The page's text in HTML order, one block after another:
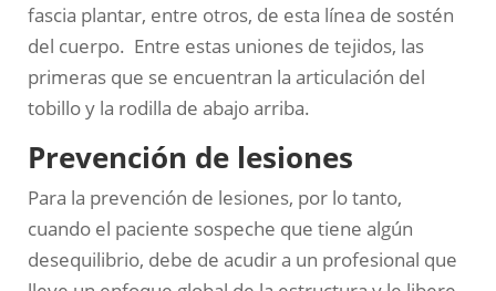
fascia plantar, entre otros, de esta línea de sostén
del cuerpo. Entre estas uniones de tejidos, las
primeras que se encuentran la articulación del
tobillo y la rodilla de abajo arriba.
Prevención de lesiones
Para la prevención de lesiones, por lo tanto,
cuando el paciente sospeche que tiene algún
desequilibrio, debe de acudir a un profesional que